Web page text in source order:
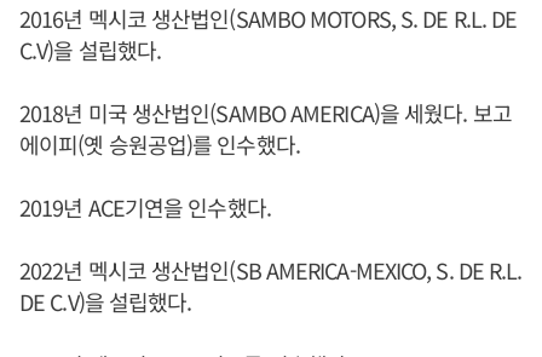
2016년 멕시코 생산법인(SAMBO MOTORS, S. DE R.L. DE
C.V)을 설립했다.
2018년 미국 생산법인(SAMBO AMERICA)을 세웠다. 보고
에이피(옛 승원공업)를 인수했다.
2019년 ACE기연을 인수했다.
2022년 멕시코 생산법인(SB AMERICA-MEXICO, S. DE R.L.
DE C.V)을 설립했다.